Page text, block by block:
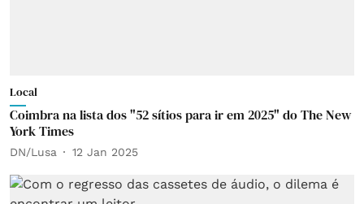
Local
Coimbra na lista dos "52 sítios para ir em 2025" do The New
York Times
DN/Lusa 12 Jan 2025